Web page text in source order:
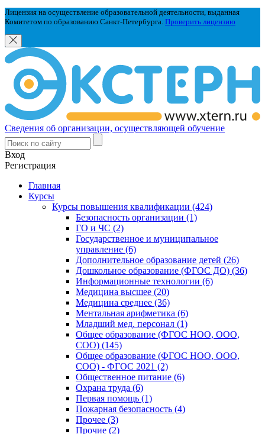
Лицензия на осуществление образовательной деятельности, выданная
Комитетом по образованию Санкт-Петербурга. Проверить лицензию
Сведения об организации, осуществляющей обучение
Вход
Регистрация
Главная
Курсы
Курсы повышения квалификации (424)
Безопасность организации (1)
ГО и ЧС (2)
Государственное и муниципальное
управление (6)
Дополнительное образование детей (26)
Дошкольное образование (ФГОС ДО) (36)
Информационные технологии (6)
Медицина высшее (20)
Медицина среднее (36)
Ментальная арифметика (6)
Младший мед. персонал (1)
Общее образование (ФГОС НОО, ООО,
СОО) (145)
Общее образование (ФГОС НОО, ООО,
СОО) - ФГОС 2021 (2)
Общественное питание (6)
Охрана труда (6)
Первая помощь (1)
Пожарная безопасность (4)
Прочее (3)
Прочие (2)